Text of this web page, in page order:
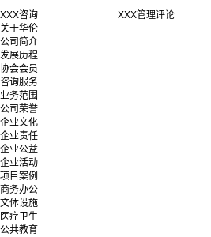
XXX咨询 XXX管理评论
关于华伦
公司简介
发展历程
协会会员
咨询服务
业务范围
公司荣誉
企业文化
企业责任
企业公益
企业活动
项目案例
商务办公
文体设施
医疗卫生
公共教育